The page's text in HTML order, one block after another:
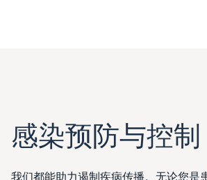
感染预防与控制
我们都能助力遏制疾病传播。无论您是